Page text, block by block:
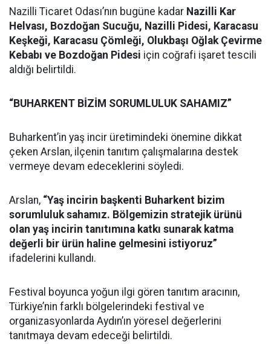
Nazilli Ticaret Odası’nın bugüne kadar Nazilli Kar
Helvası, Bozdoğan Sucuğu, Nazilli Pidesi, Karacasu
Keşkeği, Karacasu Çömleği, Olukbaşı Oğlak Çevirme
Kebabı ve Bozdoğan Pidesi için coğrafi işaret tescili
aldığı belirtildi.
“BUHARKENT BİZİM SORUMLULUK SAHAMIZ”
Buharkent’in yaş incir üretimindeki önemine dikkat
çeken Arslan, ilçenin tanıtım çalışmalarına destek
vermeye devam edeceklerini söyledi.
Arslan, “Yaş incirin başkenti Buharkent bizim
sorumluluk sahamız. Bölgemizin stratejik ürünü
olan yaş incirin tanıtımına katkı sunarak katma
değerli bir ürün haline gelmesini istiyoruz”
ifadelerini kullandı.
Festival boyunca yoğun ilgi gören tanıtım aracının,
Türkiye’nin farklı bölgelerindeki festival ve
organizasyonlarda Aydın’ın yöresel değerlerini
tanıtmaya devam edeceği belirtildi.